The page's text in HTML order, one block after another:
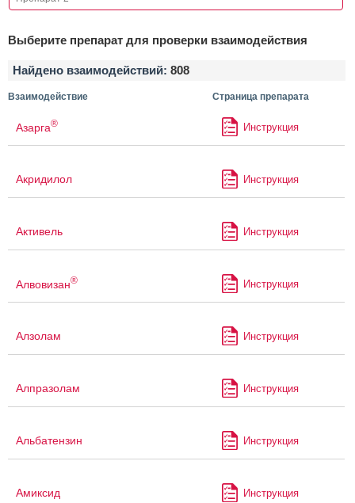
Выберите препарат для проверки взаимодействия
Найдено взаимодействий: 808
Взаимодействие Страница препарата
Азарга® Инструкция
Акридилол Инструкция
Активель Инструкция
Алвовизан® Инструкция
Алзолам Инструкция
Алпразолам Инструкция
Альбатензин Инструкция
Амиксид Инструкция